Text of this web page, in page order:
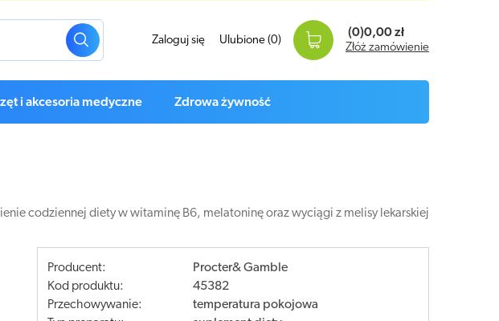
Zaloguj się Ulubione (0)
(0)0,00 zł
Złóż zamówienie
i akcesoria medyczne Zdrowa żywność
codziennej diety w witaminę B6, melatoninę oraz wyciągi z melisy lekarskiej
Producent:
Procter& Gamble
Kod produktu:
45382
Przechowywanie:
temperatura pokojowa